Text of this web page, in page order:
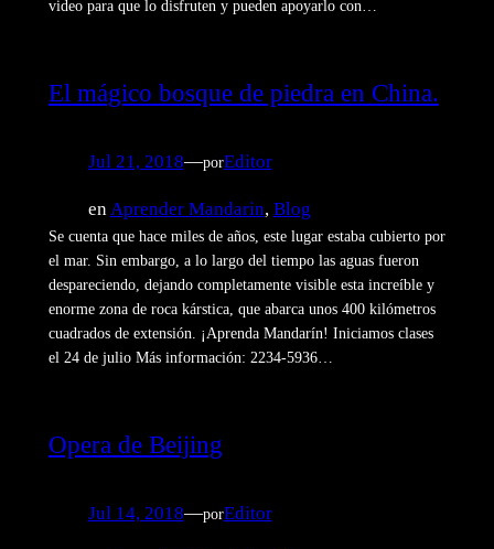
video para que lo disfruten y pueden apoyarlo con…
El mágico bosque de piedra en China.
Jul 21, 2018—porEditor
enAprender Mandarin, Blog
Se cuenta que hace miles de años, este lugar estaba cubierto por
el mar. Sin embargo, a lo largo del tiempo las aguas fueron
despareciendo, dejando completamente visible esta increíble y
enorme zona de roca kárstica, que abarca unos 400 kilómetros
cuadrados de extensión. ¡Aprenda Mandarín! Iniciamos clases
el 24 de julio Más información: 2234-5936…
Opera de Beijing
Jul 14, 2018—porEditor